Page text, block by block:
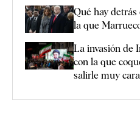
Qué hay
la que
La invasión de
con la que
salirle muy